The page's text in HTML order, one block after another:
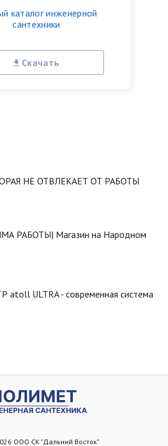
каталог инженерной
сантехники
Скачать
НЕ ОТВЛЕКАЕТ ОТ РАБОТЫ
РАБОТЫ| Магазин на Народном
ULTRA - современная система
ООО СК "Дальний Восток"